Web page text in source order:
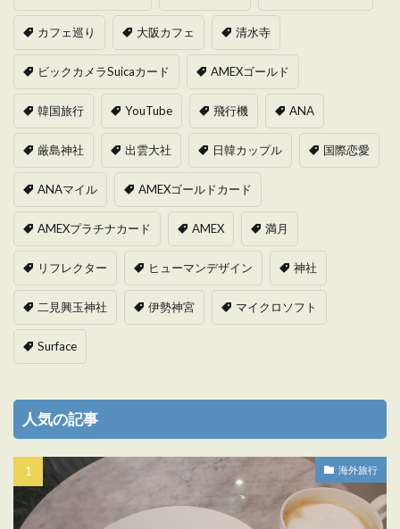
カフェ巡り 大阪カフェ 清水寺
ビックカメラSuicaカード AMEXゴールド
韓国旅行 YouTube 飛行機 ANA
厳島神社 出雲大社 日韓カップル 国際恋愛
ANAマイル AMEXゴールドカード
AMEXプラチナカード AMEX 満月
リフレクター ヒューマンデザイン 神社
二見興玉神社 伊勢神宮 マイクロソフト
Surface
人気の記事
海外旅行